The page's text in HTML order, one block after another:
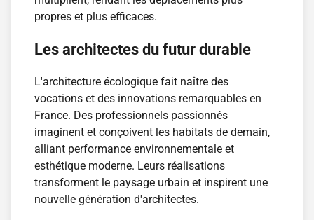
propres et plus efficaces.
Les architectes du futur durable
L'architecture écologique fait naître des
vocations et des innovations remarquables en
France. Des professionnels passionnés
imaginent et conçoivent les habitats de demain,
alliant performance environnementale et
esthétique moderne. Leurs réalisations
transforment le paysage urbain et inspirent une
nouvelle génération d'architectes.